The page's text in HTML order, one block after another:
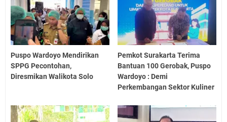
Puspo Wardoyo Mendirikan
SPPG Pecontohan,
Diresmikan Walikota Solo
Pemkot Surakarta Terima
Bantuan 100 Gerobak, Puspo
Wardoyo : Demi
Perkembangan Sektor Kuliner